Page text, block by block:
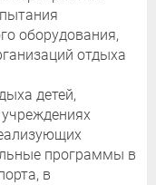
оборудования,
отдыха
детей,
программы в
в